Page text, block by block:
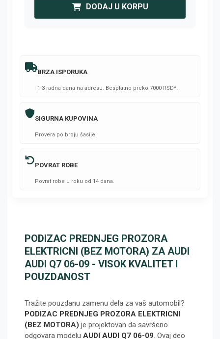
DODAJ U KORPU
BRZA ISPORUKA
1-3 radna dana na adresu. Besplatno preko 7000 RSD*.
SIGURNA KUPOVINA
Provera po broju šasije.
POVRAT ROBE
Povrat robe u roku od 14 dana.
PODIZAC PREDNJEG PROZORA
ELEKTRICNI (BEZ MOTORA) ZA AUDI
AUDI Q7 06-09 - VISOK KVALITET I
POUZDANOST
Tražite pouzdanu zamenu dela za vaš automobil?
PODIZAC PREDNJEG PROZORA ELEKTRICNI
(BEZ MOTORA) je projektovan da savršeno
odgovara modelu AUDI AUDI Q7 06-09. Ovaj deo